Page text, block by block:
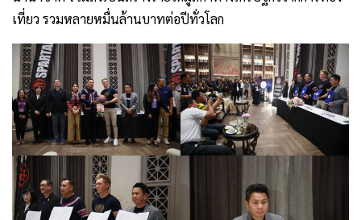
เที่ยว รวมหลายหมื่นล้านบาทต่อปีทั่วโลก